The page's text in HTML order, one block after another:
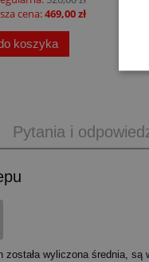
cena:469,00 zł
koszyka
Pytania i
została wyliczona średnia,